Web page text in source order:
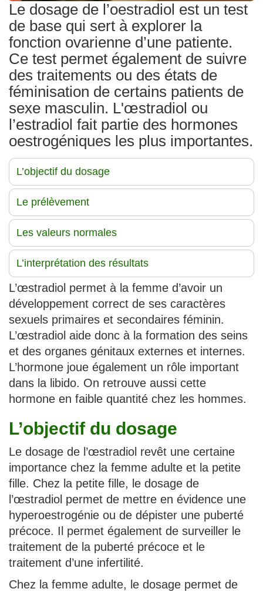
Le dosage de l’oestradiol est un test
de base qui sert à explorer la
fonction ovarienne d’une patiente.
Ce test permet également de suivre
des traitements ou des états de
féminisation de certains patients de
sexe masculin. L'œstradiol ou
l’estradiol fait partie des hormones
oestrogéniques les plus importantes.
L’objectif du dosage
Le prélèvement
Les valeurs normales
L’interprétation des résultats
L’œstradiol permet à la femme d’avoir un
développement correct de ses caractères
sexuels primaires et secondaires féminin.
L’œstradiol aide donc à la formation des seins
et des organes génitaux externes et internes.
L’hormone joue également un rôle important
dans la libido. On retrouve aussi cette
hormone en faible quantité chez les hommes.
L’objectif du dosage
Le dosage de l’œstradiol revêt une certaine
importance chez la femme adulte et la petite
fille. Chez la petite fille, le dosage de
l’œstradiol permet de mettre en évidence une
hyperoestrogénie ou de dépister une puberté
précoce. Il permet également de surveiller le
traitement de la puberté précoce et le
traitement d’une infertilité.
Chez la femme adulte, le dosage permet de